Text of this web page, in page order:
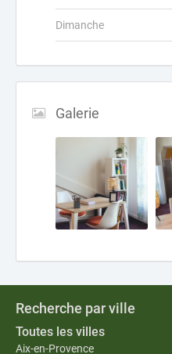
Dimanche
Galerie
Recherche par ville
Toutes les villes
Aix-en-Provence